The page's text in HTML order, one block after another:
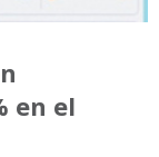
en el